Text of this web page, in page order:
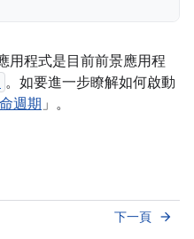
用程式是目前前景應用程
。如要進一步瞭解如何啟動
週期 」。
下一頁 arrow_forward